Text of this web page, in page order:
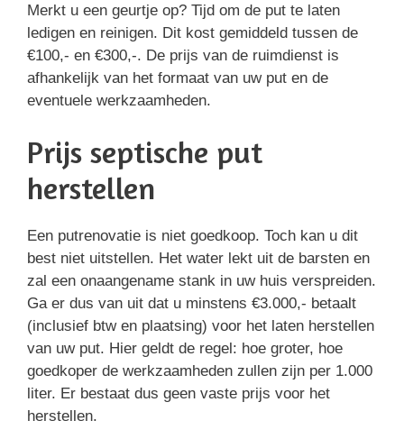
Merkt u een geurtje op? Tijd om de put te laten
ledigen en reinigen. Dit kost gemiddeld tussen de
€100,- en €300,-. De prijs van de ruimdienst is
afhankelijk van het formaat van uw put en de
eventuele werkzaamheden.
Prijs septische put
herstellen
Een putrenovatie is niet goedkoop. Toch kan u dit
best niet uitstellen. Het water lekt uit de barsten en
zal een onaangename stank in uw huis verspreiden.
Ga er dus van uit dat u minstens €3.000,- betaalt
(inclusief btw en plaatsing) voor het laten herstellen
van uw put. Hier geldt de regel: hoe groter, hoe
goedkoper de werkzaamheden zullen zijn per 1.000
liter. Er bestaat dus geen vaste prijs voor het
herstellen.